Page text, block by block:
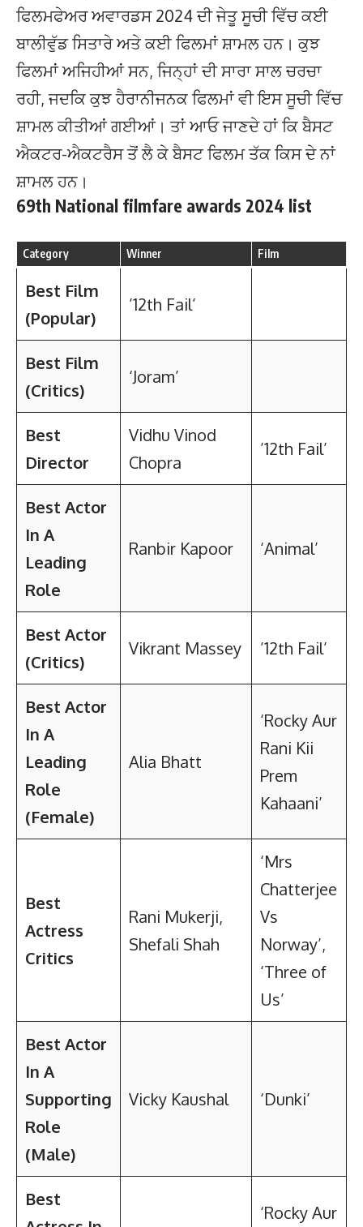
ਫਿਲਮਫੇਅਰ ਅਵਾਰਡਸ 2024 ਦੀ ਜੇਤੂ ਸੂਚੀ ਵਿੱਚ ਕਈ
ਬਾਲੀਵੁੱਡ ਸਿਤਾਰੇ ਅਤੇ ਕਈ ਫਿਲਮਾਂ ਸ਼ਾਮਲ ਹਨ। ਕੁਝ
ਫਿਲਮਾਂ ਅਜਿਹੀਆਂ ਸਨ, ਜਿਨ੍ਹਾਂ ਦੀ ਸਾਰਾ ਸਾਲ ਚਰਚਾ
ਰਹੀ, ਜਦਕਿ ਕੁਝ ਹੈਰਾਨੀਜਨਕ ਫਿਲਮਾਂ ਵੀ ਇਸ ਸੂਚੀ ਵਿੱਚ
ਸ਼ਾਮਲ ਕੀਤੀਆਂ ਗਈਆਂ। ਤਾਂ ਆਓ ਜਾਣਦੇ ਹਾਂ ਕਿ ਬੈਸਟ
ਐਕਟਰ-ਐਕਟਰੈਸ ਤੋਂ ਲੈ ਕੇ ਬੈਸਟ ਫਿਲਮ ਤੱਕ ਕਿਸ ਦੇ ਨਾਂ
ਸ਼ਾਮਲ ਹਨ।
69th National filmfare awards 2024 list
Category Winner Film
Best Film
(Popular)
’12th Fail’
Best Film
(Critics)
‘Joram’
Best
Director
Vidhu Vinod
Chopra
’12th Fail’
Best Actor
In A
Leading
Role
Ranbir Kapoor ‘Animal’
Best Actor
(Critics)
Vikrant Massey ’12th Fail’
Best Actor
In A
Leading
Role
(Female)
Alia Bhatt
‘Rocky Aur
Rani Kii
Prem
Kahaani’
Best
Actress
Critics
Rani Mukerji,
Shefali Shah
‘Mrs
Chatterjee
Vs
Norway’,
‘Three of
Us’
Best Actor
In A
Supporting
Role
(Male)
Vicky Kaushal ‘Dunki’
Best
‘Rocky Aur